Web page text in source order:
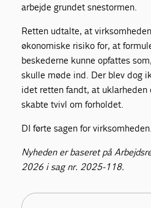
arbejde grundet snestormen.
Retten udtalte, at
økonomiske risiko for, at
beskederne kunne opfattes
skulle møde ind. Der blev dog
idet retten fandt, at uklarheden
skabte tvivl om forholdet.
DI førte sagen for virksomheden.
Nyheden er baseret på
2026 i sag nr. 2025-118.